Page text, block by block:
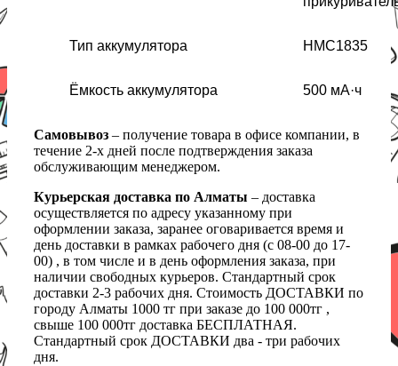
Тип аккумулятора HMC1835
Ёмкость аккумулятора 500 мА·ч
Самовывоз – получение товара в офисе компании, в
течение 2-х дней после подтверждения заказа
обслуживающим менеджером.
Курьерская доставка по Алматы – доставка
осуществляется по адресу указанному при
оформлении заказа, заранее оговаривается время и
день доставки в рамках рабочего дня (с 08-00 до 17-
00) , в том числе и в день оформления заказа, при
наличии свободных курьеров. Стандартный срок
доставки 2-3 рабочих дня. Стоимость ДОСТАВКИ по
городу Алматы 1000 тг при заказе до 100 000тг ,
свыше 100 000тг доставка БЕСПЛАТНАЯ.
Стандартный срок ДОСТАВКИ два - три рабочих
дня.